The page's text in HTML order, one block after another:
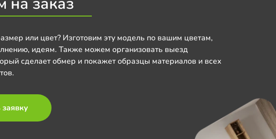
или цвет? Изготовим эту модель по вашим цветам,
идеям. Также можем организовать выезд
сделает обмер и покажет образцы материалов и всех